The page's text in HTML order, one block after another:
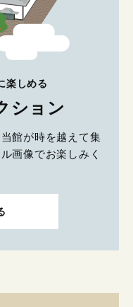
楽しめる
ション
館が時を越えて集
画像でお楽しみく